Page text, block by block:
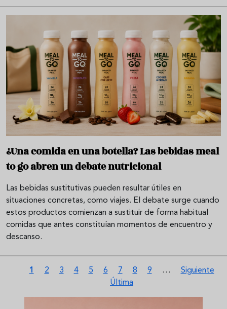
¿Una comida en una botella? Las bebidas meal
to go abren un debate nutricional
Las bebidas sustitutivas pueden resultar útiles en
situaciones concretas, como viajes. El debate surge cuando
estos productos comienzan a sustituir de forma habitual
comidas que antes constituían momentos de encuentro y
descanso.
Paginación
Página actual
1 Página
2 Página
3 Página
4 Página
5 Página
6 Página
7 Página
8 Página
9 … Siguiente
Siguiente
Última página
Última